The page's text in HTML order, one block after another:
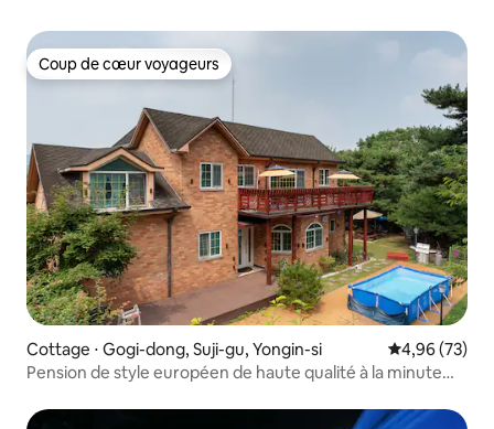
Coup de cœur voyageurs
Coup de cœur voyageurs
Cottage ⋅ Gogi-dong, Suji-gu, Yongin-si Évaluation
4,96 (73)
Pension de style européen de haute qualité à la minute